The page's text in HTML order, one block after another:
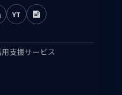
YT
支援サービス